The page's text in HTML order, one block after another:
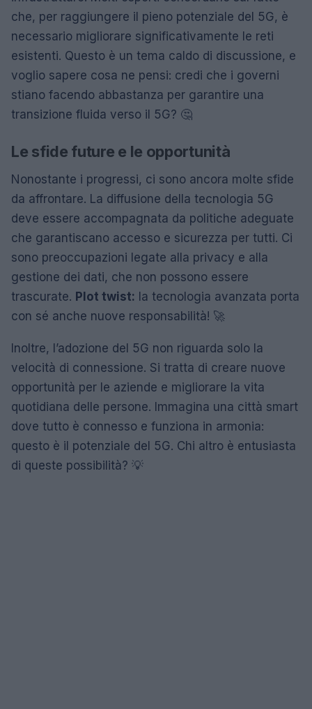
che, per raggiungere il pieno potenziale del 5G, è
necessario migliorare significativamente le reti
esistenti. Questo è un tema caldo di discussione, e
voglio sapere cosa ne pensi: credi che i governi
stiano facendo abbastanza per garantire una
transizione fluida verso il 5G? 🤔
Le sfide future e le opportunità
Nonostante i progressi, ci sono ancora molte sfide
da affrontare. La diffusione della tecnologia 5G
deve essere accompagnata da politiche adeguate
che garantiscano accesso e sicurezza per tutti. Ci
sono preoccupazioni legate alla privacy e alla
gestione dei dati, che non possono essere
trascurate. Plot twist: la tecnologia avanzata porta
con sé anche nuove responsabilità! 🚀
Inoltre, l’adozione del 5G non riguarda solo la
velocità di connessione. Si tratta di creare nuove
opportunità per le aziende e migliorare la vita
quotidiana delle persone. Immagina una città smart
dove tutto è connesso e funziona in armonia:
questo è il potenziale del 5G. Chi altro è entusiasta
di queste possibilità? 💡